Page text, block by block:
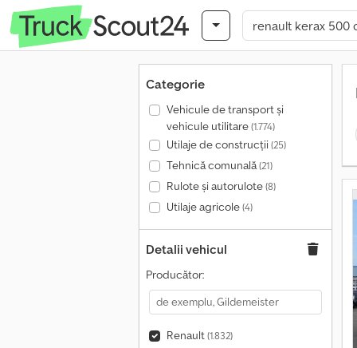
Categorie
Vehicule de transport şi
vehicule utilitare(1.774)
Utilaje de construcții(25)
Tehnică comunală(21)
Rulote și autorulote(8)
Utilaje agricole(4)
Detalii vehicul
Producător:
Renault(1.832)